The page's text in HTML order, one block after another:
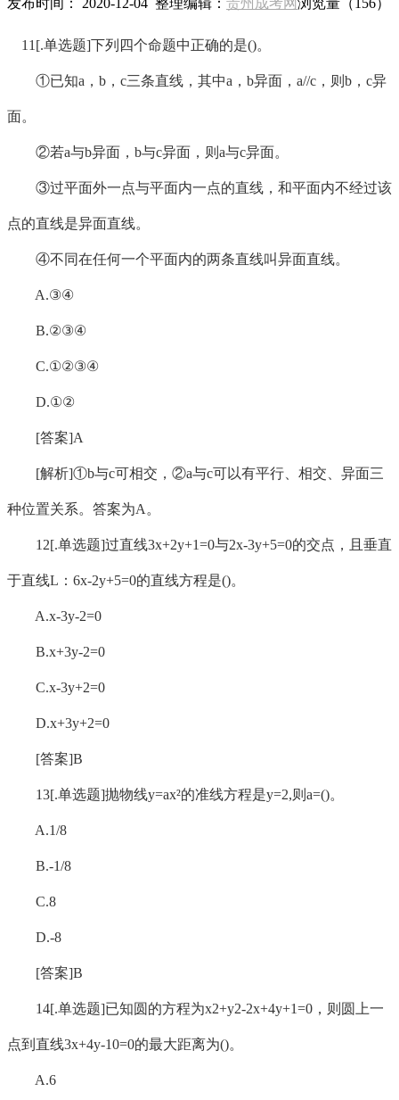
发布时间： 2020-12-04 整理编辑： 贵州成考网浏览量（156）
11[.单选题]下列四个命题中正确的是()。
①已知a，b，c三条直线，其中a，b异面，a//c，则b，c异
面。
②若a与b异面，b与c异面，则a与c异面。
③过平面外一点与平面内一点的直线，和平面内不经过该
点的直线是异面直线。
④不同在任何一个平面内的两条直线叫异面直线。
A.③④
B.②③④
C.①②③④
D.①②
[答案]A
[解析]①b与c可相交，②a与c可以有平行、相交、异面三
种位置关系。答案为A。
12[.单选题]过直线3x+2y+1=0与2x-3y+5=0的交点，且垂直
于直线L：6x-2y+5=0的直线方程是()。
A.x-3y-2=0
B.x+3y-2=0
C.x-3y+2=0
D.x+3y+2=0
[答案]B
13[.单选题]抛物线y=ax²的准线方程是y=2,则a=()。
A.1/8
B.-1/8
C.8
D.-8
[答案]B
14[.单选题]已知圆的方程为x2+y2-2x+4y+1=0，则圆上一
点到直线3x+4y-10=0的最大距离为()。
A.6